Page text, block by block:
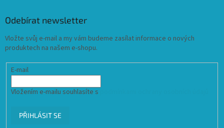
Odebírat newsletter
Vložte svůj e-mail a my vám budeme zasílat informace o nových
produktech na našem e-shopu.
E-mail
Vložením e-mailu souhlasíte s
PŘIHLÁSIT SE